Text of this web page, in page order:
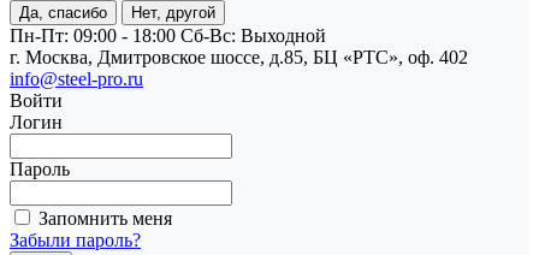
Да, спасибо Нет, другой
Пн-Пт: 09:00 - 18:00 Cб-Вс: Выходной
г. Москва, Дмитровское шоссе, д.85, БЦ «РТС», оф. 402
info@steel-pro.ru
Войти
Логин
Пароль
Запомнить меня
Забыли пароль?